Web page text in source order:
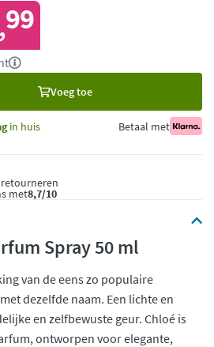
99
Voeg toe
in huis Betaal met
retourneren
met8,7/10
Spray 50 ml
van de eens zo populaire
dezelfde naam. Een lichte en
en zelfbewuste geur. Chloé is
ontworpen voor elegante,